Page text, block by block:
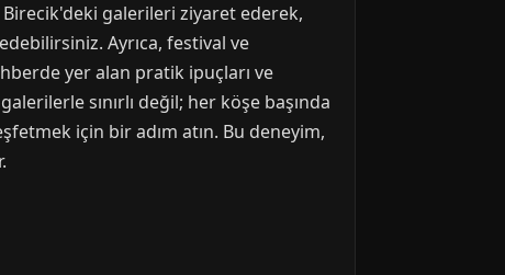
galerileri ziyaret ederek,
Ayrıca, festival ve
yer alan pratik ipuçları ve
sınırlı değil; her köşe başında
için bir adım atın. Bu deneyim,